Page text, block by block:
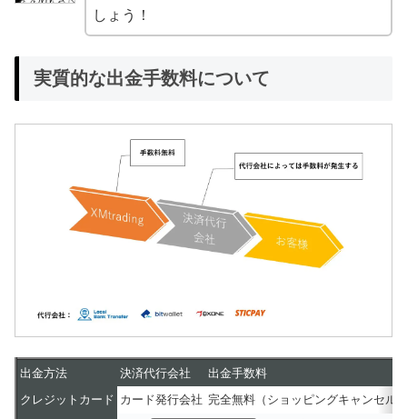
しょう！
実質的な出金手数料について
出金方法 決済代行会社
出金手数料
クレジットカード カード発行会社 完全無料（ショッピングキャンセル